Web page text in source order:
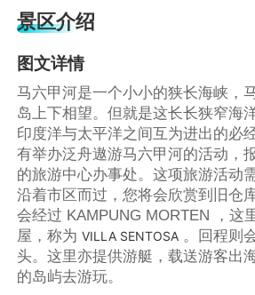
景区介绍
图文详情
马六甲河是一个小小的狭长海峡，
岛上下相望。但就是这长长狭窄海
印度洋与太平洋之间互为进出的必
有举办泛舟遨游马六甲河的活动，
的旅游中心办事处。这项旅游活动
沿着市区而过，您将会欣赏到旧仓
会经过 KAMPUNG MORTEN ，这
屋，称为VILLA SENTOSA 。回程则
头。这里亦提供游艇，载送游客出
的岛屿去游玩。